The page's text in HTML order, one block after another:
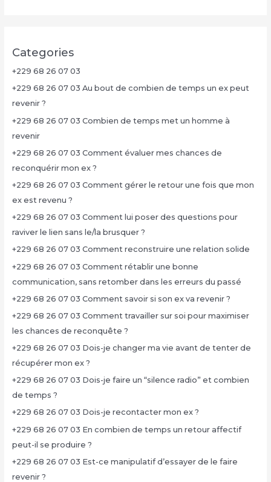
Categories
+229 68 26 07 03
+229 68 26 07 03 Au bout de combien de temps un ex peut
revenir ?
+229 68 26 07 03 Combien de temps met un homme à
revenir
+229 68 26 07 03 Comment évaluer mes chances de
reconquérir mon ex ?
+229 68 26 07 03 Comment gérer le retour une fois que mon
ex est revenu ?
+229 68 26 07 03 Comment lui poser des questions pour
raviver le lien sans le/la brusquer ?
+229 68 26 07 03 Comment reconstruire une relation solide
+229 68 26 07 03 Comment rétablir une bonne
communication, sans retomber dans les erreurs du passé
+229 68 26 07 03 Comment savoir si son ex va revenir ?
+229 68 26 07 03 Comment travailler sur soi pour maximiser
les chances de reconquête ?
+229 68 26 07 03 Dois-je changer ma vie avant de tenter de
récupérer mon ex ?
+229 68 26 07 03 Dois-je faire un “silence radio” et combien
de temps ?
+229 68 26 07 03 Dois-je recontacter mon ex ?
+229 68 26 07 03 En combien de temps un retour affectif
peut-il se produire ?
+229 68 26 07 03 Est-ce manipulatif d’essayer de le faire
revenir ?